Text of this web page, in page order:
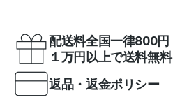
配送料全国一律800円
１万円以上で送料無料
返品・返金ポリシー